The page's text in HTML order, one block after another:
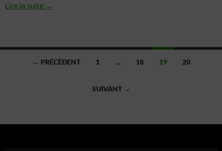
Lire la suite →
← PRÉCÉDENT 1 … 18 19 20
SUIVANT →